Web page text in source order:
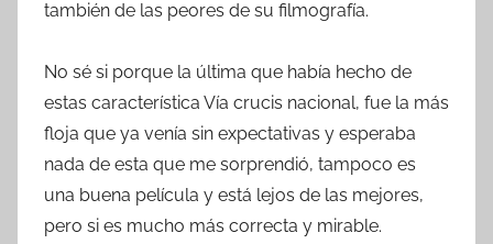
también de las peores de su filmografía.
No sé si porque la última que había hecho de
estas característica Vía crucis nacional, fue la más
floja que ya venía sin expectativas y esperaba
nada de esta que me sorprendió, tampoco es
una buena película y está lejos de las mejores,
pero si es mucho más correcta y mirable.